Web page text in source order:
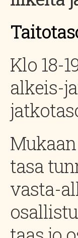
Klo 18-
alkeis-
tasa
vasta-